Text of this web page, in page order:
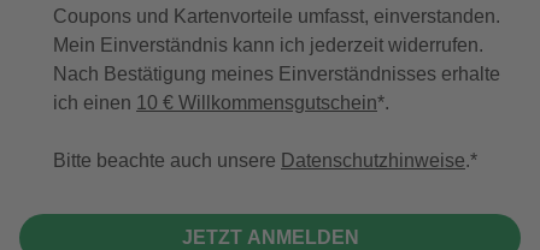
Coupons und Kartenvorteile umfasst, einverstanden.
Mein Einverständnis kann ich jederzeit widerrufen.
Nach Bestätigung meines Einverständnisses erhalte
ich einen 10 € Willkommensgutschein*.
Bitte beachte auch unsere Datenschutzhinweise.
JETZT ANMELDEN